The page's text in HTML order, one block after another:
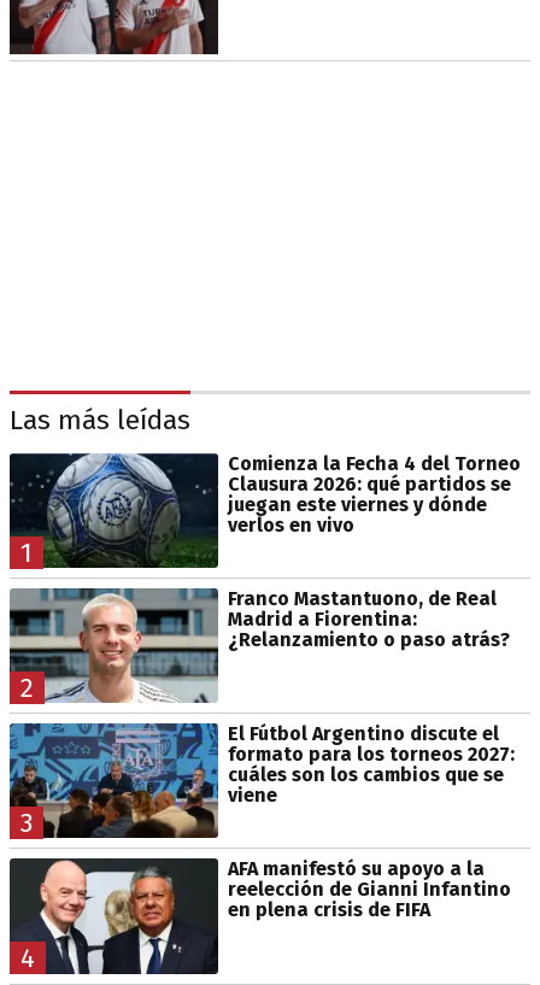
Las más leídas
1
Comienza la Fecha 4 del Torneo
Clausura 2026: qué partidos se
juegan este viernes y dónde
verlos en vivo
2
Franco Mastantuono, de Real
Madrid a Fiorentina:
¿Relanzamiento o paso atrás?
3
El Fútbol Argentino discute el
formato para los torneos 2027:
cuáles son los cambios que se
viene
4
AFA manifestó su apoyo a la
reelección de Gianni Infantino
en plena crisis de FIFA